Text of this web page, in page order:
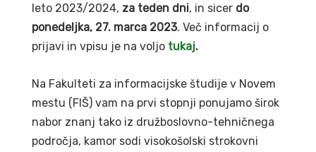
leto 2023/2024, za teden dni, in sicer do
ponedeljka, 27. marca 2023. Več informacij o
prijavi in vpisu je na voljo tukaj.
Na Fakulteti za informacijske študije v Novem
mestu (FIŠ) vam na prvi stopnji ponujamo širok
nabor znanj tako iz družboslovno-tehničnega
področja, kamor sodi visokošolski strokovni